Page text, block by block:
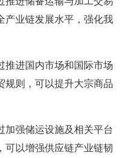
产业链发展水平，强化我
推进国内市场和国际市场
规则，可以提升大宗商品
加强储运设施及相关平台
可以增强供应链产业链韧